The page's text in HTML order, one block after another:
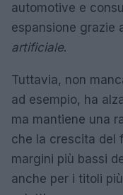
automotive e
espansione grazie
artificiale.
Tuttavia, non
ad esempio, ha
ma mantiene una
che la crescita del
margini più bassi
anche per i titoli